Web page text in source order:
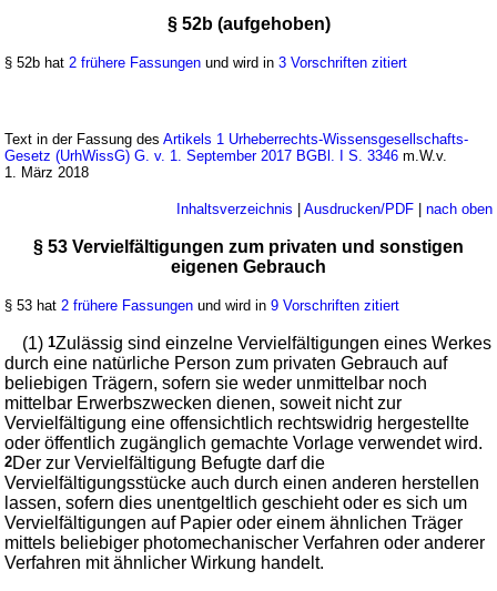
§ 52b (aufgehoben)
§ 52b hat 2 frühere Fassungen und wird in3 Vorschriften zitiert
Text in der Fassung desArtikels 1 Urheberrechts-Wissensgesellschafts-
Gesetz (UrhWissG) G. v. 1. September 2017 BGBl. I S. 3346 m.W.v.
1. März 2018
Inhaltsverzeichnis | Ausdrucken/PDF| nach oben
§ 53 Vervielfältigungen zum privaten und sonstigen
eigenen Gebrauch
§ 53 hat 2 frühere Fassungen und wird in9 Vorschriften zitiert
(1)1Zulässig sind einzelne Vervielfältigungen eines Werkes
durch eine natürliche Person zum privaten Gebrauch auf
beliebigen Trägern, sofern sie weder unmittelbar noch
mittelbar Erwerbszwecken dienen, soweit nicht zur
Vervielfältigung eine offensichtlich rechtswidrig hergestellte
oder öffentlich zugänglich gemachte Vorlage verwendet wird.
2Der zur Vervielfältigung Befugte darf die
Vervielfältigungsstücke auch durch einen anderen herstellen
lassen, sofern dies unentgeltlich geschieht oder es sich um
Vervielfältigungen auf Papier oder einem ähnlichen Träger
mittels beliebiger photomechanischer Verfahren oder anderer
Verfahren mit ähnlicher Wirkung handelt.